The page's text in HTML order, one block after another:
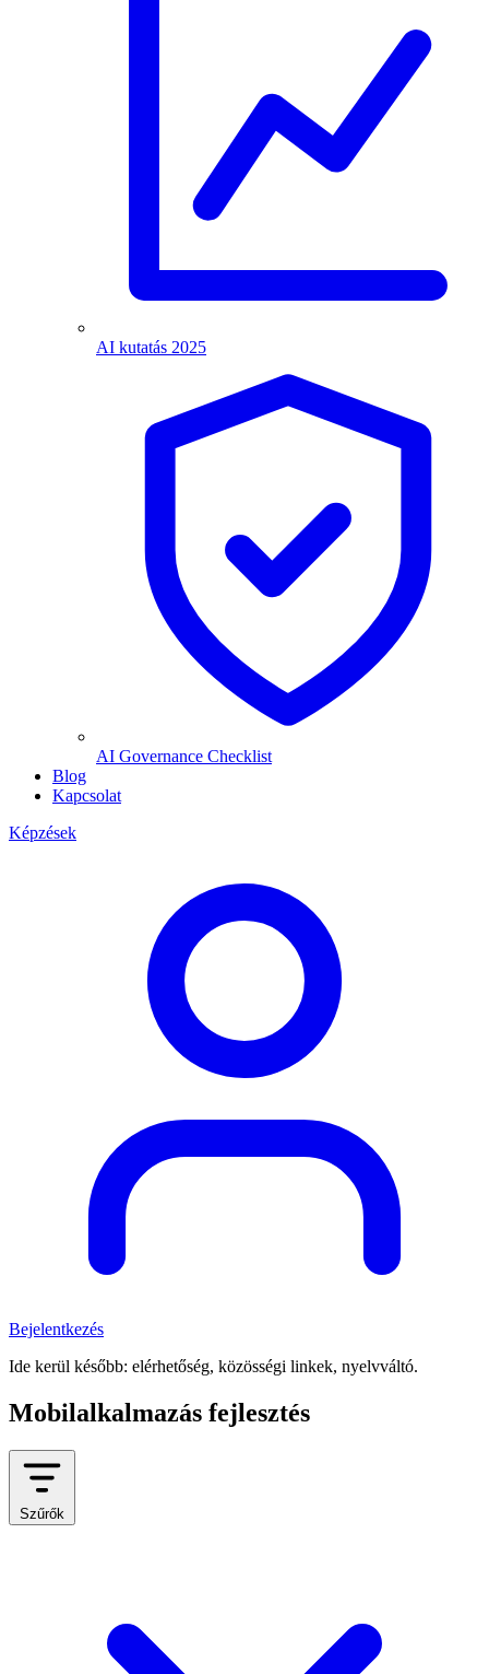
AI kutatás 2025
AI Governance Checklist
Blog
Kapcsolat
Képzések
Bejelentkezés
Ide kerül később: elérhetőség, közösségi linkek, nyelvváltó.
Mobilalkalmazás fejlesztés
Szűrők